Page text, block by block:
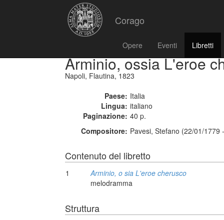
Corago
Opere Eventi Libretti
Arminio, ossia L'eroe
Napoli, Flautina, 1823
Paese: Italia
Lingua: italiano
Paginazione: 40 p.
Compositore: Pavesi, Stefano (22/01/1779
Contenuto del libretto
1
Arminio, o sia L'eroe cherusco
melodramma
Struttura